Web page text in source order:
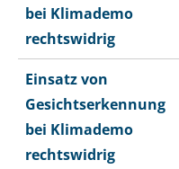
bei Klimademo
rechtswidrig
Einsatz von
Gesichtserkennung
bei Klimademo
rechtswidrig